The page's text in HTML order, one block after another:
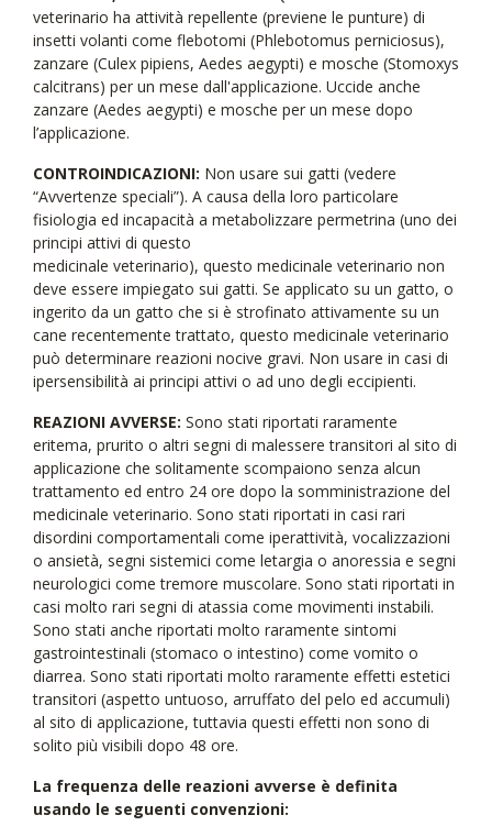
veterinario ha attività repellente (previene le punture) di
insetti volanti come flebotomi (Phlebotomus perniciosus),
zanzare (Culex pipiens, Aedes aegypti) e mosche (Stomoxys
calcitrans) per un mese dall'applicazione. Uccide anche
zanzare (Aedes aegypti) e mosche per un mese dopo
l’applicazione.
CONTROINDICAZIONI: Non usare sui gatti (vedere
“Avvertenze speciali”). A causa della loro particolare
fisiologia ed incapacità a metabolizzare permetrina (uno dei
principi attivi di questo
medicinale veterinario), questo medicinale veterinario non
deve essere impiegato sui gatti. Se applicato su un gatto, o
ingerito da un gatto che si è strofinato attivamente su un
cane recentemente trattato, questo medicinale veterinario
può determinare reazioni nocive gravi. Non usare in casi di
ipersensibilità ai principi attivi o ad uno degli eccipienti.
REAZIONI AVVERSE: Sono stati riportati raramente
eritema, prurito o altri segni di malessere transitori al sito di
applicazione che solitamente scompaiono senza alcun
trattamento ed entro 24 ore dopo la somministrazione del
medicinale veterinario. Sono stati riportati in casi rari
disordini comportamentali come iperattività, vocalizzazioni
o ansietà, segni sistemici come letargia o anoressia e segni
neurologici come tremore muscolare. Sono stati riportati in
casi molto rari segni di atassia come movimenti instabili.
Sono stati anche riportati molto raramente sintomi
gastrointestinali (stomaco o intestino) come vomito o
diarrea. Sono stati riportati molto raramente effetti estetici
transitori (aspetto untuoso, arruffato del pelo ed accumuli)
al sito di applicazione, tuttavia questi effetti non sono di
solito più visibili dopo 48 ore.
La frequenza delle reazioni avverse è definita
usando le seguenti convenzioni: